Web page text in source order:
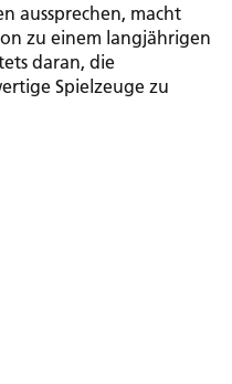
aussprechen, macht
zu einem langjährigen
daran, die
Spielzeuge zu